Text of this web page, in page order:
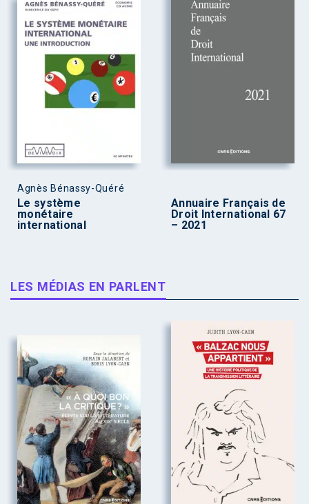
Agnès Bénassy-Quéré
Le système
monétaire
international
Annuaire Français de
Droit International 67
– 2021
LES MÉDIAS EN PARLENT